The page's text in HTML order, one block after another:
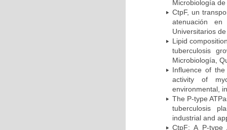
Microbiología
CtpF, un
atenuación
Universitarios
Lipid
tuberculosis
Microbiología,
Influence of the
activity of
environmental,
The P-type
tuberculosis
industrial and
CtpF: A P-type